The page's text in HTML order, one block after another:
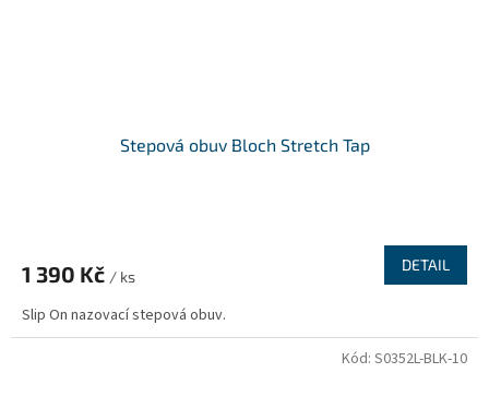
Stepová obuv Bloch Stretch Tap
1 390 Kč / ks
DETAIL
Slip On nazovací stepová obuv.
Kód: S0352L-BLK-10